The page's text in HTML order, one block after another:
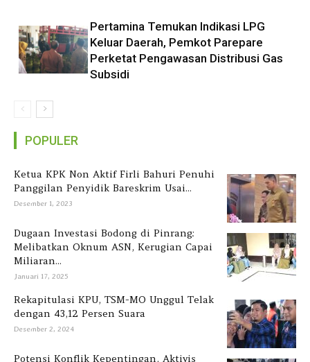
Pertamina Temukan Indikasi LPG
Keluar Daerah, Pemkot Parepare
Perketat Pengawasan Distribusi Gas
Subsidi
POPULER
Ketua KPK Non Aktif Firli Bahuri Penuhi
Panggilan Penyidik Bareskrim Usai...
Desember 1, 2023
Dugaan Investasi Bodong di Pinrang:
Melibatkan Oknum ASN, Kerugian Capai
Miliaran...
Januari 17, 2025
Rekapitulasi KPU, TSM-MO Unggul Telak
dengan 43,12 Persen Suara
Desember 2, 2024
Potensi Konflik Kepentingan, Aktivis